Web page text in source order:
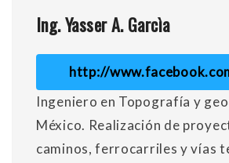
Ing. Yasser A. Garcìa
http://
Ingeniero en Topografía y
México. Realización de
caminos, ferrocarriles y vías